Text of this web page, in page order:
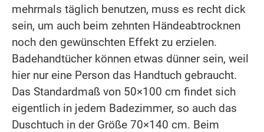
mehrmals täglich benutzen, muss es recht dick
sein, um auch beim zehnten Händeabtrocknen
noch den gewünschten Effekt zu erzielen.
Badehandtücher können etwas dünner sein, weil
hier nur eine Person das Handtuch gebraucht.
Das Standardmaß von 50×100 cm findet sich
eigentlich in jedem Badezimmer, so auch das
Duschtuch in der Größe 70×140 cm. Beim